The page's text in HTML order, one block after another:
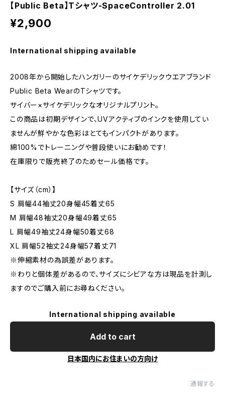
【Public Beta】Tシャツ-SpaceController 2.01
¥2,900
International shipping available
2008年から開始したハンガリーのサイケデリックウエアブランド
Public Beta WearのTシャツです。
サイバー×サイケデリックなオリジナルプリント。
この商品は初期デザインで、UVアクティブのインクを使用してい
ませんが鮮やかな色彩はとてもインパクトがあります。
綿100%でトレーニングや普段使いにお勧めです！
在庫限りで販売終了のためセール価格です。
【サイズ（cm）】
S 肩幅44袖丈20身幅45着丈65
M 肩幅48袖丈20身幅49着丈65
L 肩幅49袖丈24身幅50着丈68
XL 肩幅52袖丈24身幅57着丈71
※伸縮素材の為誤差があります。
※わりと個体差があるので、サイズにシビアな方は現品を計測し
ますのでご購入前にお尋ねください。
International shipping available
Add to cart
日本国内にお住まいの方向け
通報する